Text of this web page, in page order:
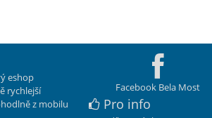
Facebook Bela Most
eshop
rychlejší
z mobilu
Pro info